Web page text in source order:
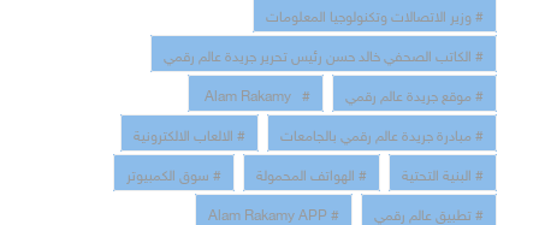
# وزير الاتصالات وتكنولوجيا المعلومات
# الكاتب الصحفي خالد حسن رئيس تحرير جريدة عالم رقمي
# موقع جريدة عالم رقمي
# Alam Rakamy
# مبادرة جريدة عالم رقمي بالجامعات
# الالعاب الالكترونية
# البنية التحتية
# الهواتف المحمولة
# سوق الكمبيوتر
# تطبيق عالم رقمي
# Alam Rakamy APP